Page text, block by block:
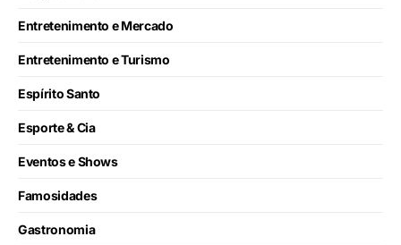
Entretenimento e Mercado
Entretenimento e Turismo
Espírito Santo
Esporte & Cia
Eventos e Shows
Famosidades
Gastronomia